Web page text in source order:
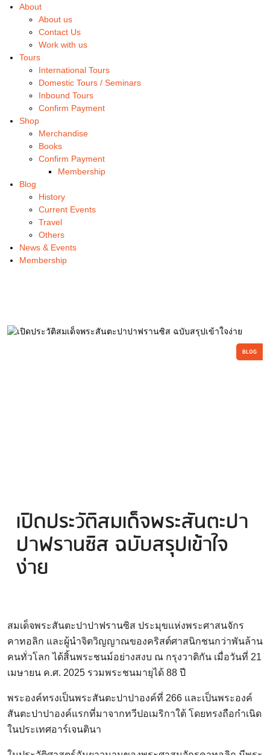
About
About us
Contact Us
Work with us
Tours
International Tours
Domestic Tours / Seminars
Inbound Tours
Confirm Payment
Shop
Merchandise
Books
Confirm Payment
Membership
Blog
History
Current Events
Travel
Others
News & Events
Membership
BLOG
เปิดประวัติสมเด็จพระสันตะปา
ปาฟรานซิส ฉบับสรุปเข้าใจ
ง่าย
สมเด็จพระสันตะปาปาฟรานซิส ประมุขแห่งพระศาสนจักร
คาทอลิก และผู้นำจิตวิญญาณของคริสต์ศาสนิกชนกว่าพันล้าน
คนทั่วโลก ได้สิ้นพระชนม์อย่างสงบ ณ กรุงวาติกัน เมื่อวันที่ 21
เมษายน ค.ศ. 2025 รวมพระชนมายุได้ 88 ปี
พระองค์ทรงเป็นพระสันตะปาปาองค์ที่ 266 และเป็นพระองค์
สันตะปาปาองค์แรกที่มาจากทวีปอเมริกาใต้ โดยทรงถือกำเนิด
ในประเทศอาร์เจนตินา